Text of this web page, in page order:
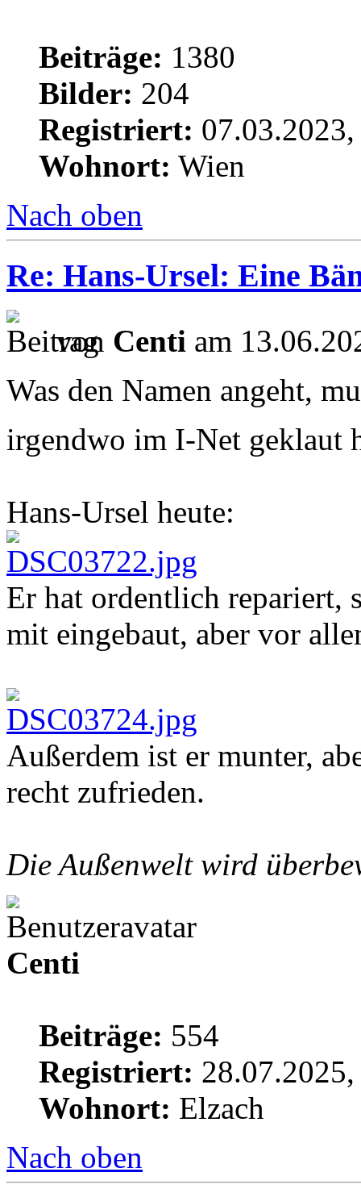
Beiträge: 1380
Bilder: 204
Registriert:
Wohnort: Wien
Nach oben
Re: Hans-Ursel: Eine
von Centi am
Was den Namen angeht,
irgendwo im I-Net geklaut
Hans-Ursel heute:
Er hat ordentlich repariert,
mit eingebaut, aber vor
Außerdem ist er munter,
recht zufrieden.
Die Außenwelt wird
Centi
Beiträge: 554
Registriert:
Wohnort: Elzach
Nach oben